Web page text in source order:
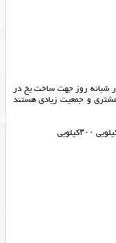
شبانه روز جهت ساخت یخ در
مشتری و جمعیت زیادی هستند